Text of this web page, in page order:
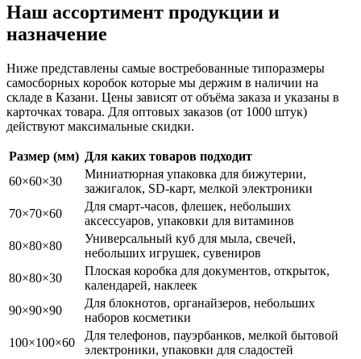
Наш ассортимент продукции и
назначение
Ниже представлены самые востребованные типоразмеры
самосборных коробок которые мы держим в наличии на
складе в Казани. Цены зависят от объёма заказа и указаны в
карточках товара. Для оптовых заказов (от 1000 штук)
действуют максимальные скидки.
Размер (мм) Для каких товаров подходит
60×60×30
Миниатюрная упаковка для бижутерии,
зажигалок, SD-карт, мелкой электроники
70×70×60
Для смарт-часов, флешек, небольших
аксессуаров, упаковки для витаминов
80×80×80
Универсальный куб для мыла, свечей,
небольших игрушек, сувениров
80×80×30
Плоская коробка для документов, открыток,
календарей, наклеек
90×90×90
Для блокнотов, органайзеров, небольших
наборов косметики
100×100×60
Для телефонов, пауэрбанков, мелкой бытовой
электроники, упаковки для сладостей